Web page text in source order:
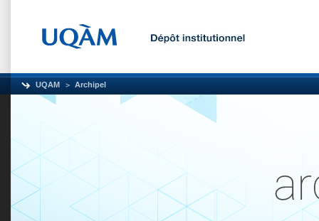
UQAM Archipel